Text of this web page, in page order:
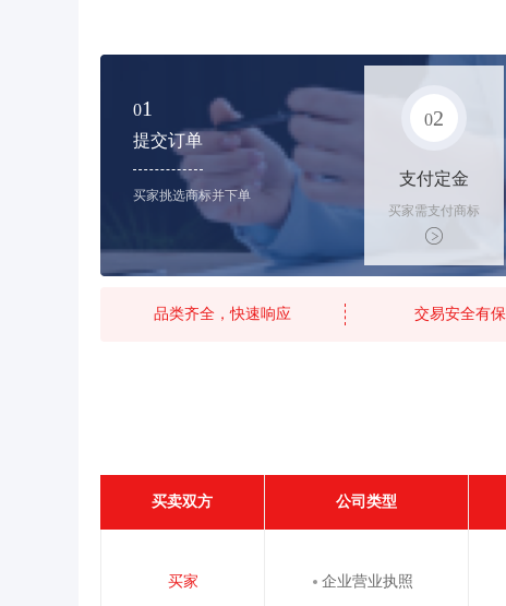
01
提交订单
买家挑选商标并下单
02
支付定金
买家需支付商标
标价的10%的购
买订金
品类齐全，快速响应 交易安全有
买卖双方 公司类型
买家 企业营业执照